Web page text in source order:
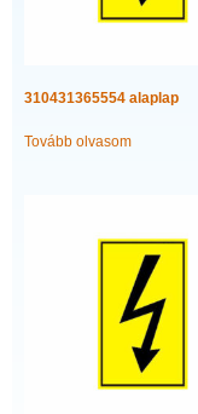
310431365554 alaplap
Tovább olvasom